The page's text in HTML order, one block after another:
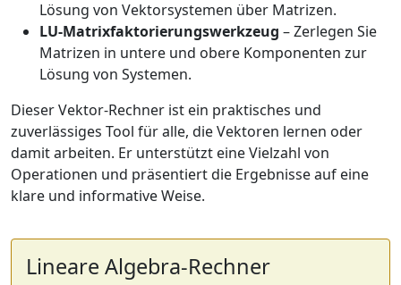
Lösung von Vektorsystemen über Matrizen.
LU-Matrixfaktorierungswerkzeug – Zerlegen Sie
Matrizen in untere und obere Komponenten zur
Lösung von Systemen.
Dieser Vektor-Rechner ist ein praktisches und
zuverlässiges Tool für alle, die Vektoren lernen oder
damit arbeiten. Er unterstützt eine Vielzahl von
Operationen und präsentiert die Ergebnisse auf eine
klare und informative Weise.
Lineare Algebra-Rechner